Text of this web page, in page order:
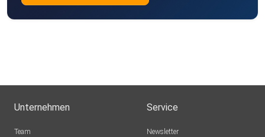
Unternehmen
Team
Service
Newsletter